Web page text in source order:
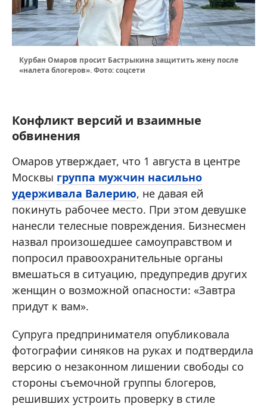
Курбан Омаров просит Бастрыкина защитить жену после
«налета блогеров». Фото: соцсети
Конфликт версий и взаимные
обвинения
Омаров утверждает, что 1 августа в центре
Москвы группа мужчин насильно
удерживала Валерию, не давая ей
покинуть рабочее место. При этом девушке
нанесли телесные повреждения. Бизнесмен
назвал произошедшее самоуправством и
попросил правоохранительные органы
вмешаться в ситуацию, предупредив других
женщин о возможной опасности: «Завтра
придут к вам».
Супруга предпринимателя опубликовала
фотографии синяков на руках и подтвердила
версию о незаконном лишении свободы со
стороны съемочной группы блогеров,
решивших устроить проверку в стиле